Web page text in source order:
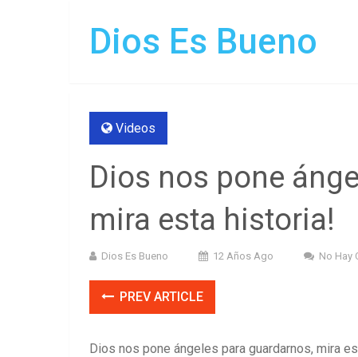
Dios Es Bueno
Videos
Dios nos pone
mira esta historia!
Dios Es Bueno 12 Años Ago No Hay
PREV ARTICLE
Dios nos pone ángeles para guardarnos, mira